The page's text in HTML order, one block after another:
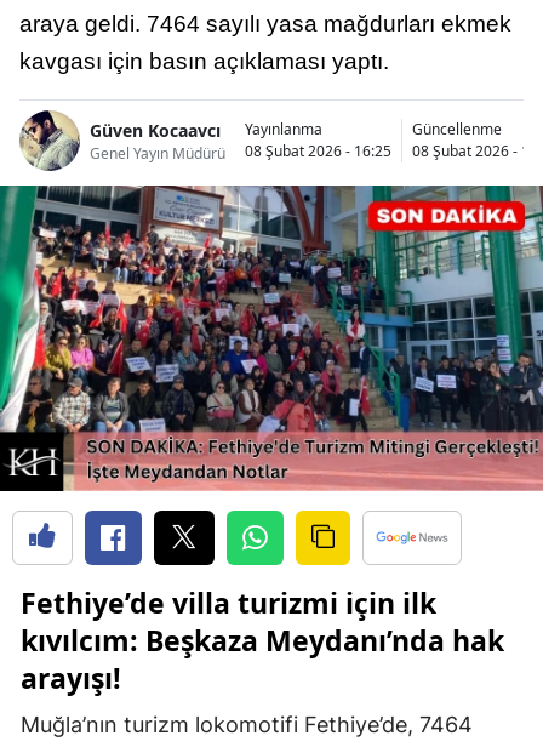
araya geldi. 7464 sayılı yasa mağdurları ekmek
kavgası için basın açıklaması yaptı.
Güven Kocaavcı
Genel Yayın Müdürü
Yayınlanma
08 Şubat 2026 - 16:25
Güncellenme
08 Şubat 2026 -
Fethiye’de villa turizmi için ilk
kıvılcım: Beşkaza Meydanı’nda hak
arayışı!
Muğla’nın turizm lokomotifi Fethiye’de, 7464